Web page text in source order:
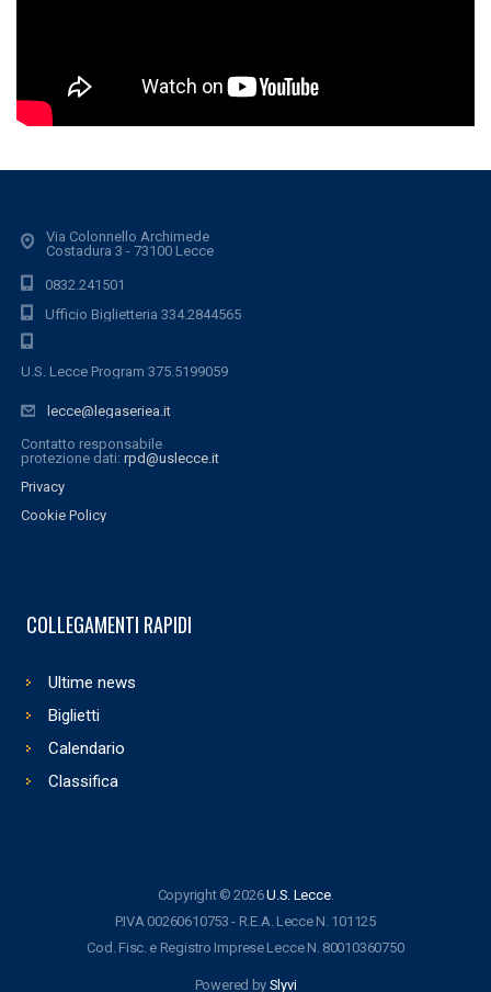
Via Colonnello Archimede
Costadura 3 - 73100 Lecce
0832.241501
Ufficio Biglietteria 334.2844565
U.S. Lecce Program 375.5199059
lecce@legaseriea.it
Contatto responsabile
protezione dati: rpd@uslecce.it
Privacy
Cookie Policy
COLLEGAMENTI RAPIDI
Ultime news
Biglietti
Calendario
Classifica
Copyright © 2026U.S. Lecce.
P.IVA 00260610753 - R.E.A. Lecce N. 101125
Cod. Fisc. e Registro Imprese Lecce N. 80010360750
Powered by Slyvi